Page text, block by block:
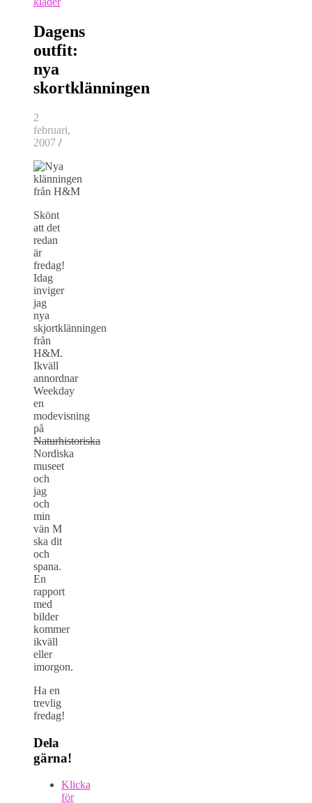
Dagens
outfit:
nya
skortklänningen
2
februari,
2007 /
Skönt
att det
redan
är
fredag!
Idag
inviger
jag
nya
skjortklänningen
från
H&M.
Ikväll
annordnar
Weekday
en
modevisning
på
Naturhistoriska
Nordiska
museet
och
jag
och
min
vän M
ska dit
och
spana.
En
rapport
med
bilder
kommer
ikväll
eller
imorgon.
Ha en
trevlig
fredag!
Dela
gärna!
Klicka
för